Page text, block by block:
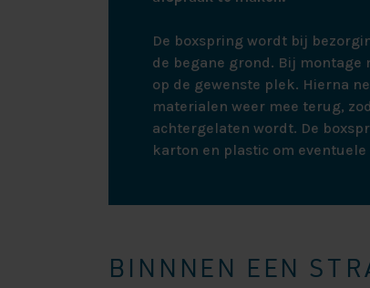
De boxspring wordt bij
de begane grond. Bij
op de gewenste plek. Hierna
materialen weer mee terug,
achtergelaten wordt. De
karton en plastic om
BINNNEN EEN